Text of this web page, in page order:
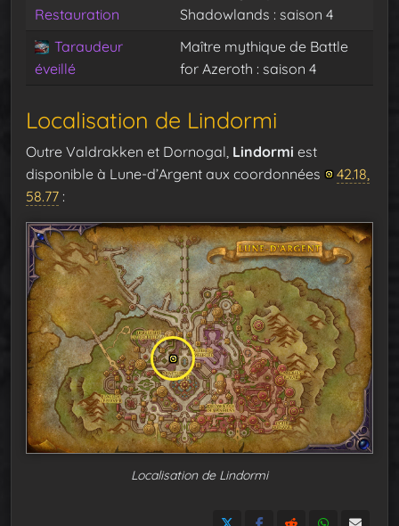
Restauration
Shadowlands : saison 4
Taraudeur
éveillé
Maître mythique de Battle
for Azeroth : saison 4
Localisation de Lindormi
Outre Valdrakken et Dornogal, Lindormi est
disponible à Lune-d’Argent aux coordonnées
42.18,
58.77 :
Localisation de Lindormi